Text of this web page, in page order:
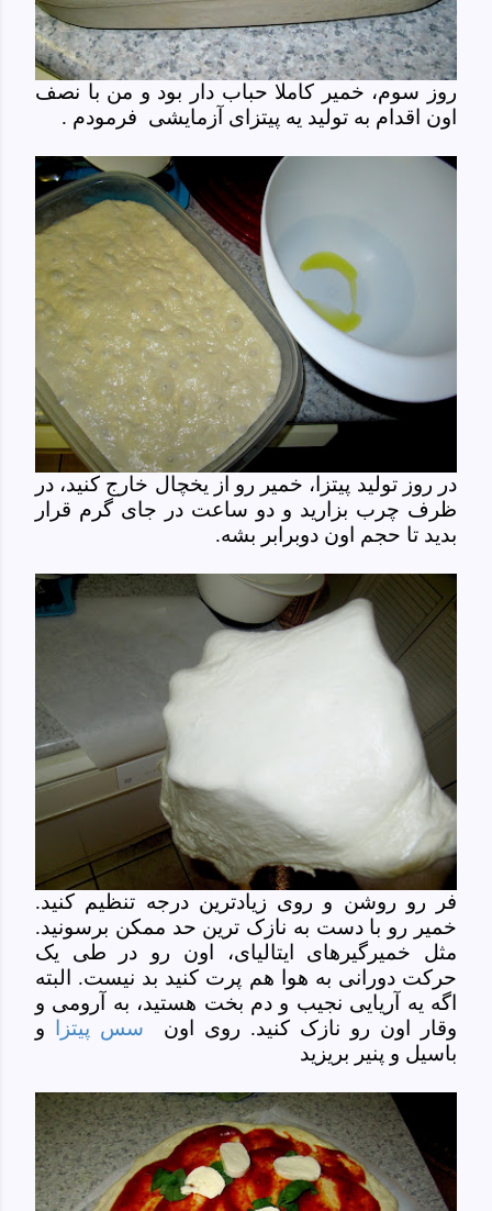
روز سوم، خمیر کاملا حباب دار بود و من با نصف
اون اقدام به تولید یه پیتزای آزمایشی فرمودم .
در روز تولید پیتزا، خمیر رو از یخچال خارج کنید، در
ظرف چرب بزارید و دو ساعت در جای گرم قرار
بدید تا حجم اون دوبرابر بشه.
فر رو روشن و روی زیادترین درجه تنظیم کنید.
خمیر رو با دست به نازک ترین حد ممکن برسونید.
مثل خمیرگیرهای ایتالیای، اون رو در طی یک
حرکت دورانی به هوا هم پرت کنید بد نیست. البته
اگه یه آریایی نجیب و دم بخت هستید، به آرومی و
وقار اون رو نازک کنید. روی اون
سس پیتزا و
باسیل و پنیر بریزید